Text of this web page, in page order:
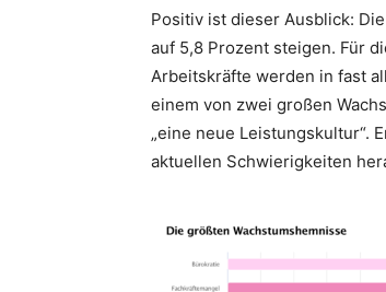
Positiv ist dieser Ausblick:
auf 5,8 Prozent steigen. Für
Arbeitskräfte werden in fast
einem von zwei großen
„eine neue Leistungskultur“.
aktuellen Schwierigkeiten